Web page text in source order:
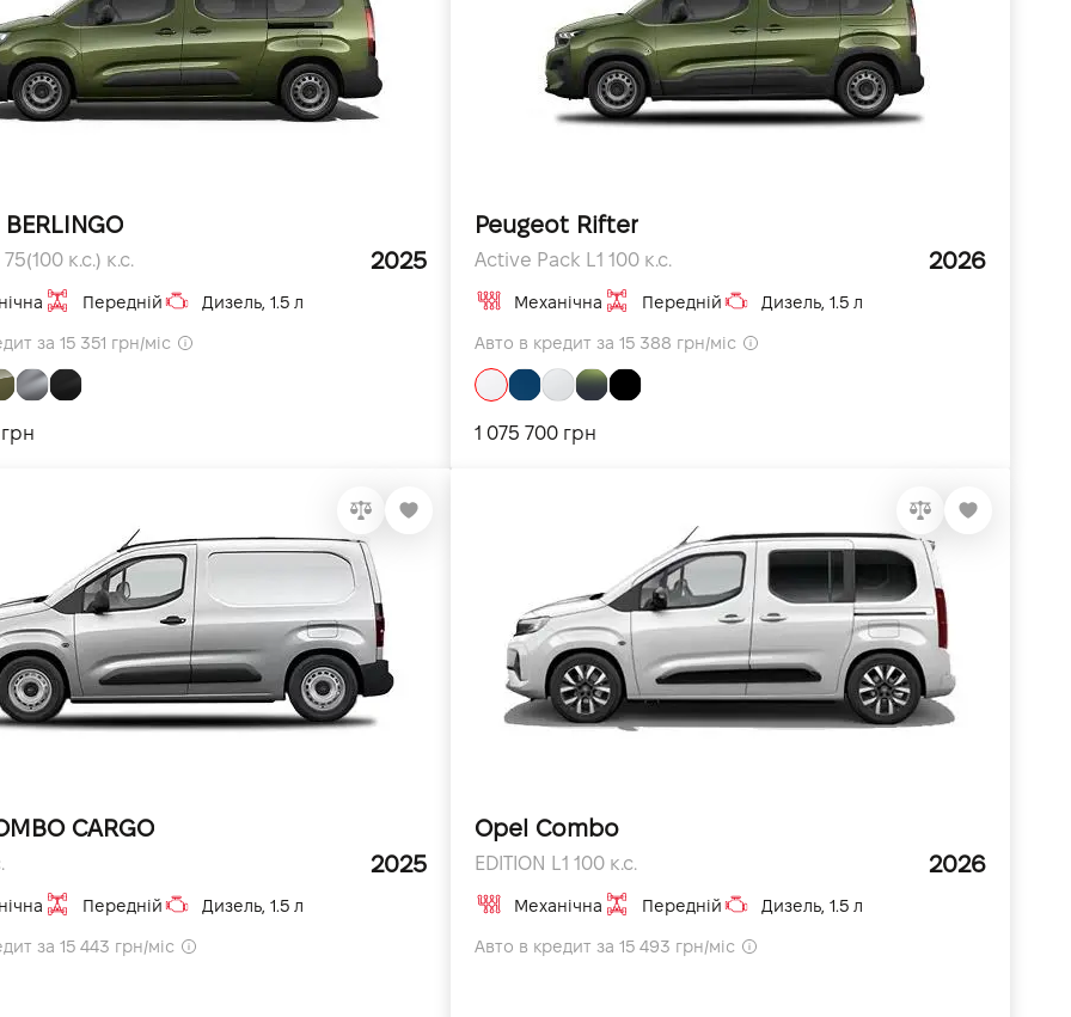
75(100 к.с.) к.с. 2025
Передній Дизель, 1.5 л
за 15 351 грн/міс
Peugeot Rifter
Active Pack L1 100 к.с. 2026
Механічна Передній Дизель, 1.5 л
Авто в кредит за 15 388 грн/міс
1 075 700 грн
CARGO
2025
Передній Дизель, 1.5 л
за 15 443 грн/міс
Opel Combo
EDITION L1 100 к.с. 2026
Механічна Передній Дизель, 1.5 л
Авто в кредит за 15 493 грн/міс